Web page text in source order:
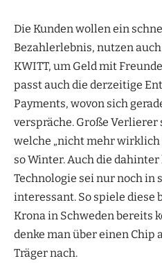
Die Kunden wollen ein
Bezahlerlebnis, nutzen
KWITT, um Geld mit
passt auch die derzeitige
Payments, wovon sich
verspräche. Große Verlierer
welche „nicht mehr wirklich
so Winter. Auch die
Technologie sei nur noch
interessant. So spiele diese
Krona in Schweden bereits
denke man über einen Chip
Träger nach.